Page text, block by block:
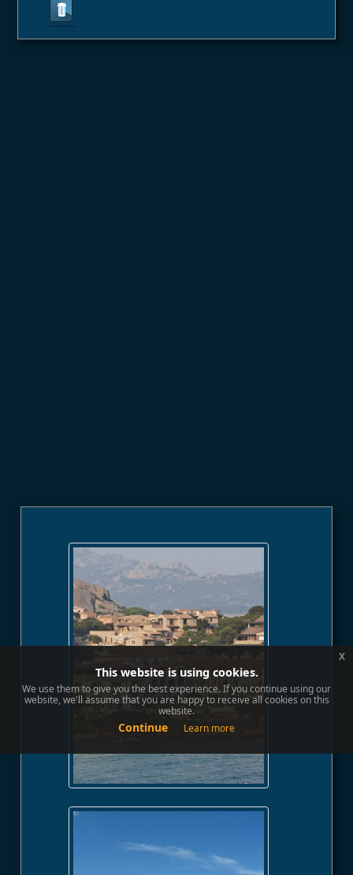
This website is using cookies.
We use them to give you the best experience. If you continue using our
website, we'll assume that you are happy to receive all cookies on this
website.
Continue Learn more
x